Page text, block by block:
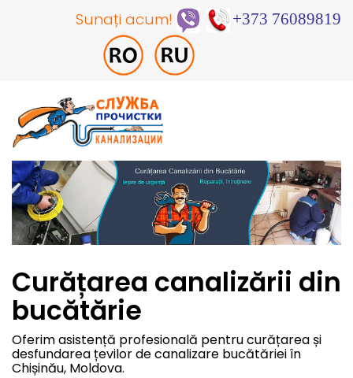
Sunați acum! +373 76089819
Curățarea canalizării din
bucătărie
Oferim asistență profesională pentru curățarea și
desfundarea țevilor de canalizare bucătăriei în
Chișinău, Moldova.